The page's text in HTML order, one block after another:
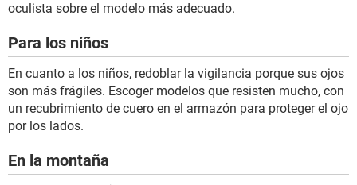
oculista sobre el modelo más adecuado.
Para los niños
En cuanto a los niños, redoblar la vigilancia porque sus ojos
son más frágiles. Escoger modelos que resisten mucho, con
un recubrimiento de cuero en el armazón para proteger el ojo
por los lados.
En la montaña